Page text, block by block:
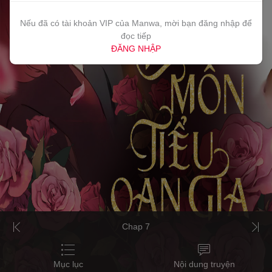
Chap 7
Mục lục Nội dung truyện
Nếu đã có tài khoản VIP của Manwa, mời bạn đăng nhập để
đọc tiếp
ĐĂNG NHẬP